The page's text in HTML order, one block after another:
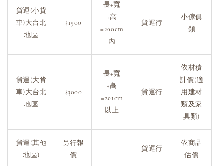
貨運(小貨
車)大台北
地區
$1500
長+寬
+高
=200cm
內
貨運行
小傢俱
類
貨運(大貨
車)大台北
地區
$3000
長+寬
+高
=201cm
以上
貨運行
依材積
計價(適
用建材
類及家
具類)
貨運(其他
地區)
另行報
價
貨運行
依商品
估價